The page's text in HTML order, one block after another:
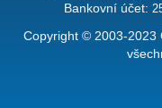
Bankovní účet:
Copyright © 2003-2023